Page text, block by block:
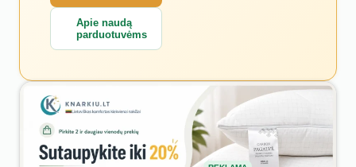
Apie naudą
parduotuvėms